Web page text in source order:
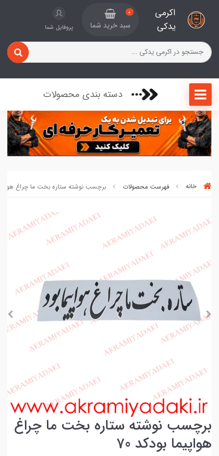
اکرمی
یدکی
0
سبد خرید شما پروفایل شما
دسته بندی محصولات
خانه فهرست محصولات برچسب نوشته ستاره بخت ما چراغ
برچسب نوشته ستاره بخت ما چراغ
هواپیما بودکد 70